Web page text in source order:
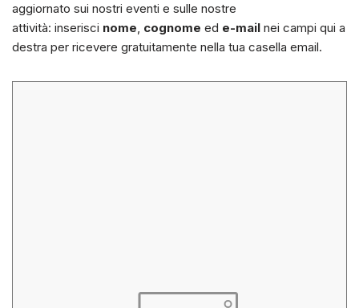
aggiornato sui nostri eventi e sulle nostre
attività: inserisci nome, cognome ed e-mail nei campi qui a
destra per ricevere gratuitamente nella tua casella email.